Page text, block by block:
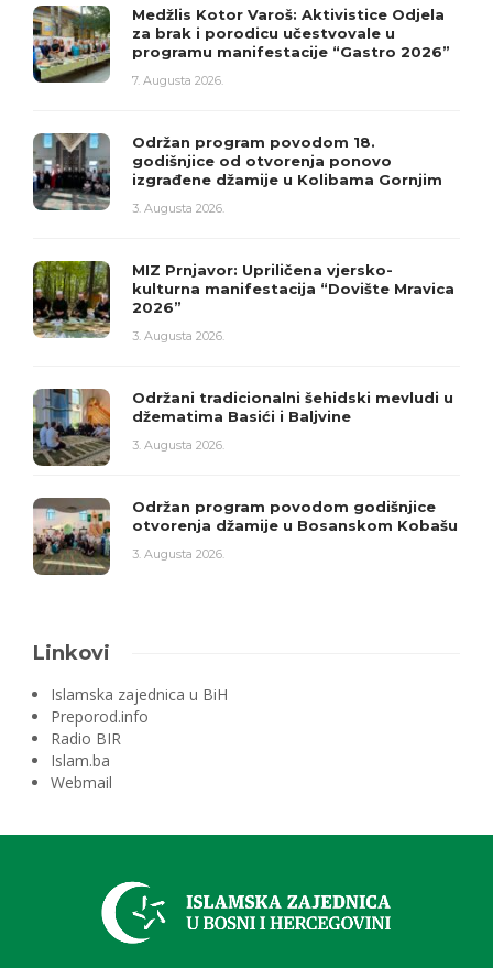
Medžlis Kotor Varoš: Aktivistice Odjela
za brak i porodicu učestvovale u
programu manifestacije “Gastro 2026”
7. Augusta 2026.
Održan program povodom 18.
godišnjice od otvorenja ponovo
izgrađene džamije u Kolibama Gornjim
3. Augusta 2026.
MIZ Prnjavor: Upriličena vjersko-
kulturna manifestacija “Dovište Mravica
2026”
3. Augusta 2026.
Održani tradicionalni šehidski mevludi u
džematima Basići i Baljvine
3. Augusta 2026.
Održan program povodom godišnjice
otvorenja džamije u Bosanskom Kobašu
3. Augusta 2026.
Linkovi
Islamska zajednica u BiH
Preporod.info
Radio BIR
Islam.ba
Webmail